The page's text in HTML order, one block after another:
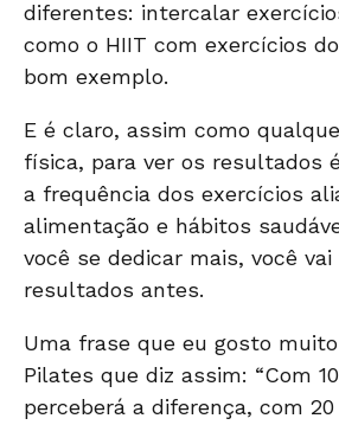
diferentes: intercalar
como o HIIT com exercícios
bom exemplo.
E é claro, assim como
física, para ver os resultados
a frequência dos exercícios
alimentação e hábitos
você se dedicar mais, você
resultados antes.
Uma frase que eu gosto
Pilates que diz assim: “Com
perceberá a diferença, com